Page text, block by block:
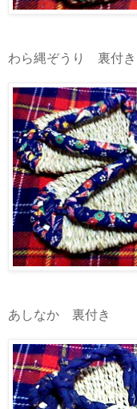
わら縄ぞうり 裏付き
あしなか 裏付き